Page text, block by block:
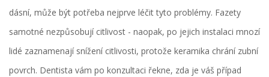
dásní, může být potřeba nejprve léčit tyto problémy. Fazety
samotné nezpůsobují citlivost - naopak, po jejich instalaci mnozí
lidé zaznamenají snížení citlivosti, protože keramika chrání zubní
povrch. Dentista vám po konzultaci řekne, zda je váš případ